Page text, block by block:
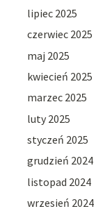
lipiec 2025
czerwiec 2025
maj 2025
kwiecień 2025
marzec 2025
luty 2025
styczeń 2025
grudzień 2024
listopad 2024
wrzesień 2024